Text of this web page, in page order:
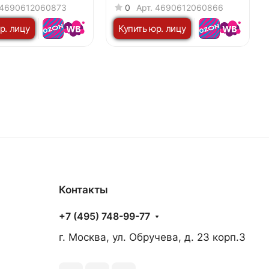
черный IN HOME
4690612060873
лицу
230В 6500K 7600Лм
460x67мм белый IN HOME
0 Арт. 4690612060866
Купить юр. лицу
Контакты
+7 (495) 748-99-77
г. Москва, ул. Обручева, д. 23 корп.3